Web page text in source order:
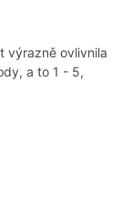
výrazně ovlivnila
a to 1 - 5,